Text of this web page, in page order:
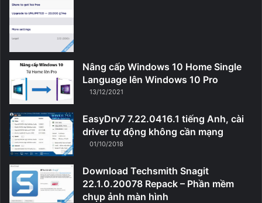
Nâng cấp Windows 10 Home Single
Language lên Windows 10 Pro
13/12/2021
EasyDrv7 7.22.0416.1 tiếng Anh, cài
driver tự động không cần mạng
01/10/2018
Download Techsmith Snagit
22.1.0.20078 Repack – Phần mềm
chụp ảnh màn hình